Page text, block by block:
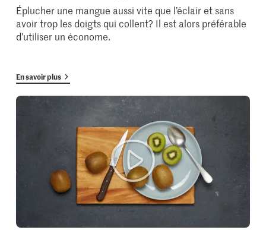
Éplucher une mangue aussi vite que l’éclair et sans
avoir trop les doigts qui collent? Il est alors préférable
d’utiliser un économe.
En savoir plus